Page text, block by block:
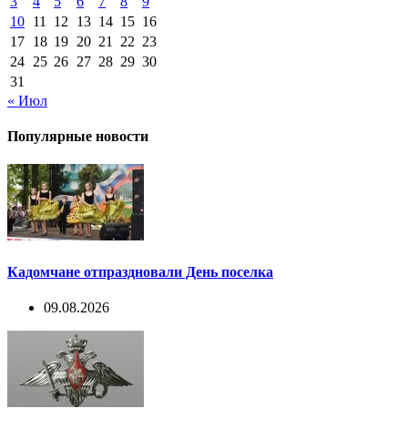
10 11 12 13 14 15 16
17 18 19 20 21 22 23
24 25 26 27 28 29 30
31
« Июл
Популярные новости
Кадомчане отпраздновали День поселка
09.08.2026